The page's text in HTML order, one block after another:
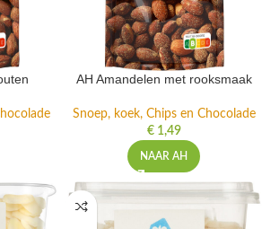
AH Amandelen met rooksmaak
Snoep, koek, Chips en Chocolade
€1,49
NAAR AH